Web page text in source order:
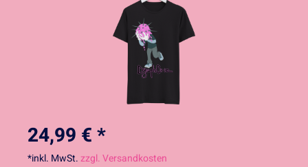
24,99 € *
*inkl. MwSt.zzgl. Versandkosten